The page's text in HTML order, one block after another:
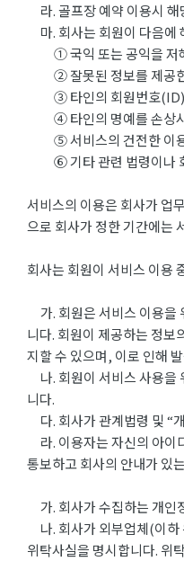
라. 골프장 예약 이용시 해
마. 회사는 회원이 다음에
① 국익 또는 공익을 저해
② 잘못된 정보를 제공
③ 타인의 회원번호(ID)
④ 타인의 명예를 손상시
⑤ 서비스의 건전한 이용
⑥ 기타 관련 법령이나 회
서비스의 이용은 회사가 업
으로 회사가 정한 기간에는
회사는 회원이 서비스 이용
가. 회원은 서비스 이용을
니다. 회원이 제공하는 정보
지할 수 있으며, 이로 인해
나. 회원이 서비스 사용을
니다.
다. 회사가 관계법령 및 “
라. 이용자는 자신의 아이
통보하고 회사의 안내가 있
가. 회사가 수집하는 개인
나. 회사가 외부업체(이하
위탁사실을 명시합니다. 위